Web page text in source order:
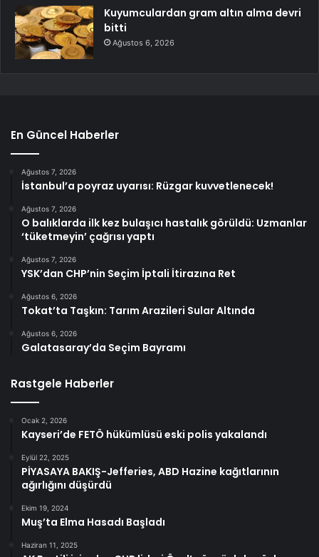
Kuyumculardan gram altın alma devri
bitti
Ağustos 6, 2026
En Güncel Haberler
Ağustos 7, 2026
İstanbul’a poyraz uyarısı: Rüzgar kuvvetlenecek!
Ağustos 7, 2026
O balıklarda ilk kez bulaşıcı hastalık görüldü: Uzmanlar
‘tüketmeyin’ çağrısı yaptı
Ağustos 7, 2026
YSK’dan CHP’nin Seçim İptali İtirazına Ret
Ağustos 6, 2026
Tokat’ta Taşkın: Tarım Arazileri Sular Altında
Ağustos 6, 2026
Galatasaray’da Seçim Bayramı
Rastgele Haberler
Ocak 2, 2026
Kayseri’de FETÖ hükümlüsü eski polis yakalandı
Eylül 22, 2025
PİYASAYA BAKIŞ-Jefferies, ABD Hazine kağıtlarının
ağırlığını düşürdü
Ekim 19, 2024
Muş’ta Elma Hasadı Başladı
Haziran 11, 2025